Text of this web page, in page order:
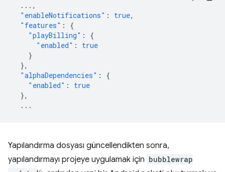
... ,
"enableNotifications" : true,
"features" :
{
"playBilling" :
{
"enabled" :
true
}
},
"alphaDependencies" :
{
"enabled" :
true
},
...
Yapılandırma dosyası güncellendikten sonra,
yapılandırmayı projeye uygulamak için bubblewrap